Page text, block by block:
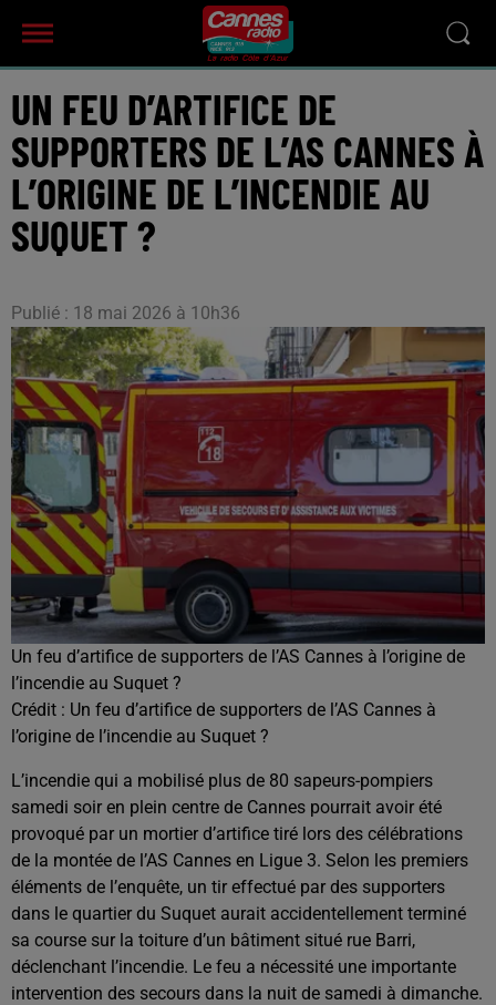
UN FEU D’ARTIFICE DE
SUPPORTERS DE L’AS CANNES À
L’ORIGINE DE L’INCENDIE AU
SUQUET ?
Publié : 18 mai 2026 à 10h36
Un feu d’artifice de supporters de l’AS Cannes à l’origine de
l’incendie au Suquet ?
Crédit : Un feu d’artifice de supporters de l’AS Cannes à
l’origine de l’incendie au Suquet ?
L’incendie qui a mobilisé plus de 80 sapeurs-pompiers
samedi soir en plein centre de Cannes pourrait avoir été
provoqué par un mortier d’artifice tiré lors des célébrations
de la montée de l’AS Cannes en Ligue 3. Selon les premiers
éléments de l’enquête, un tir effectué par des supporters
dans le quartier du Suquet aurait accidentellement terminé
sa course sur la toiture d’un bâtiment situé rue Barri,
déclenchant l’incendie. Le feu a nécessité une importante
intervention des secours dans la nuit de samedi à dimanche.